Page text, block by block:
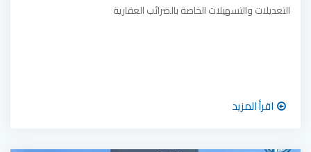
التعديلات والتسهيلات الخاصة بالضرائب العقارية
اقرأ المزيد